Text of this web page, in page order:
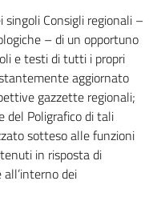
singoli Consigli regionali –
– di un opportuno
e testi di tutti i propri
aggiornato
gazzette regionali;
del Poligrafico di tali
sotteso alle funzioni
in risposta di
dei